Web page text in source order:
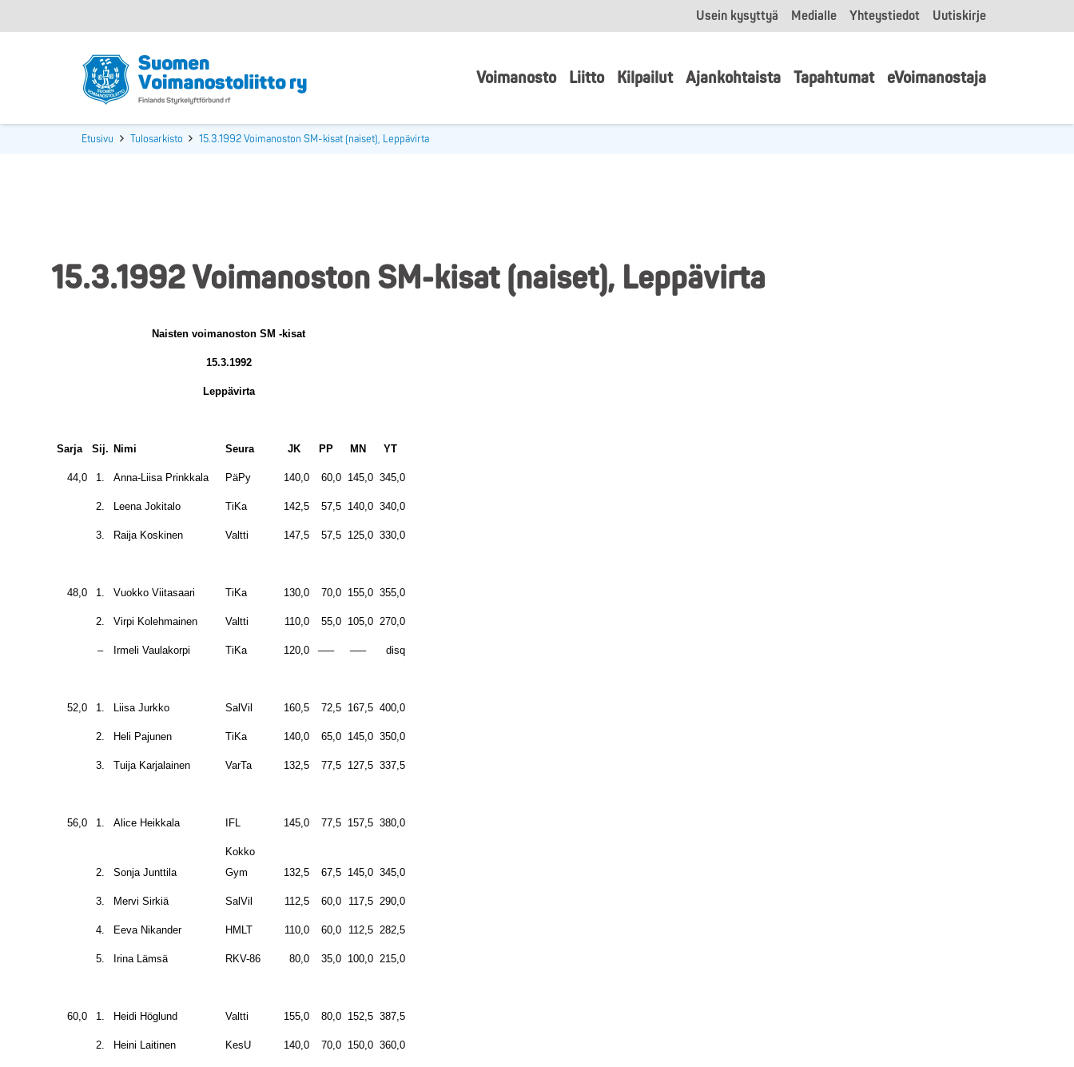
Usein kysyttyä Medialle Yhteystiedot Uutiskirje
Voimanosto Liitto Kilpailut Ajankohtaista Tapahtumat eVoimanostaja
Etusivu Tulosarkisto 15.3.1992 Voimanoston SM-kisat (naiset), Leppävirta
15.3.1992 Voimanoston SM-kisat (naiset), Leppävirta
Naisten voimanoston SM -kisat
15.3.1992
Leppävirta
Sarja Sij. Nimi Seura JK PP MN YT
44,0 1. Anna-Liisa Prinkkala PäPy 140,0 60,0 145,0 345,0
2. Leena Jokitalo TiKa 142,5 57,5 140,0 340,0
3. Raija Koskinen Valtti 147,5 57,5 125,0 330,0
48,0 1. Vuokko Viitasaari TiKa 130,0 70,0 155,0 355,0
2. Virpi Kolehmainen Valtti 110,0 55,0 105,0 270,0
– Irmeli Vaulakorpi TiKa 120,0 —– —– disq
52,0 1. Liisa Jurkko SalVil 160,5 72,5 167,5 400,0
2. Heli Pajunen TiKa 140,0 65,0 145,0 350,0
3. Tuija Karjalainen VarTa 132,5 77,5 127,5 337,5
56,0 1. Alice Heikkala IFL 145,0 77,5 157,5 380,0
2. Sonja Junttila
Kokko
Gym
132,5 67,5 145,0 345,0
3. Mervi Sirkiä SalVil 112,5 60,0 117,5 290,0
4. Eeva Nikander HMLT 110,0 60,0 112,5 282,5
5. Irina Lämsä RKV-86 80,0 35,0 100,0 215,0
60,0 1. Heidi Höglund Valtti 155,0 80,0 152,5 387,5
2. Heini Laitinen KesU 140,0 70,0 150,0 360,0